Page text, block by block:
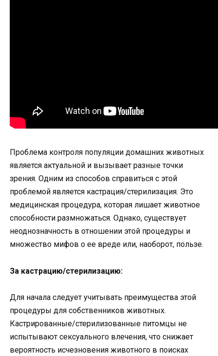
Проблема контроля популяции домашних животных
является актуальной и вызывает разные точки
зрения. Одним из способов справиться с этой
проблемой является кастрация/стерилизация. Это
медицинская процедура, которая лишает животное
способности размножаться. Однако, существует
неоднозначность в отношении этой процедуры и
множество мифов о ее вреде или, наоборот, пользе.
За кастрацию/стерилизацию:
Для начала следует учитывать преимущества этой
процедуры для собственников животных.
Кастрированные/стерилизованные питомцы не
испытывают сексуального влечения, что снижает
вероятность исчезновения животного в поисках